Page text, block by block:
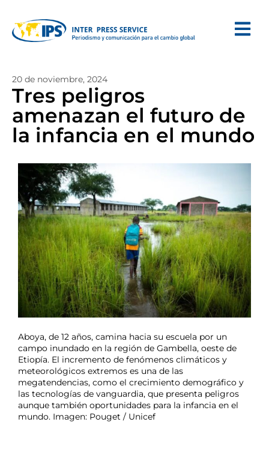
20 de noviembre, 2024
Tres peligros
amenazan el futuro de
la infancia en el mundo
Aboya, de 12 años, camina hacia su escuela por un
campo inundado en la región de Gambella, oeste de
Etiopía. El incremento de fenómenos climáticos y
meteorológicos extremos es una de las
megatendencias, como el crecimiento demográfico y
las tecnologías de vanguardia, que presenta peligros
aunque también oportunidades para la infancia en el
mundo. Imagen: Pouget / Unicef